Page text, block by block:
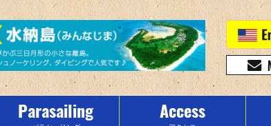
Parasailing Access